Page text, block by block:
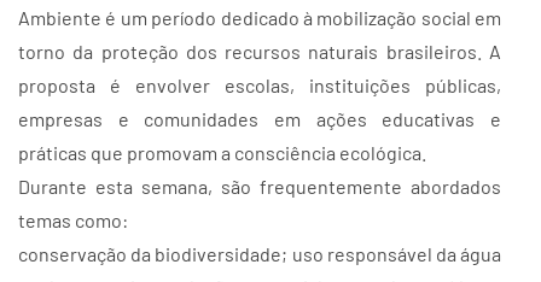
Ambiente é um período dedicado à mobilização social em
torno da proteção dos recursos naturais brasileiros. A
proposta é envolver escolas, instituições públicas,
empresas e comunidades em ações educativas e
práticas que promovam a consciência ecológica.
Durante esta semana, são frequentemente abordados
temas como:
conservação da biodiversidade; uso responsável da água